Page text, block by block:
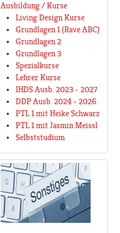
Ausbildung / Kurse
Living Design Kurse
Grundlagen 1 (Rave ABC)
Grundlagen 2
Grundlagen 3
Spezialkurse
Lehrer Kurse
IHDS Ausb. 2023 - 2027
DDP Ausb. 2024 - 2026
PTL 1 mit Heike Schwarz
PTL 1 mit Jasmin Meissl
Selbststudium